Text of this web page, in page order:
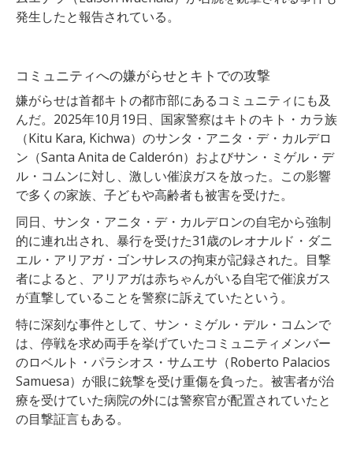
発生したと報告されている。
コミュニティへの嫌がらせとキトでの攻撃
嫌がらせは首都キトの都市部にあるコミュニティにも及
んだ。2025年10月19日、国家警察はキトのキト・カラ族
（Kitu Kara, Kichwa）のサンタ・アニタ・デ・カルデロ
ン（Santa Anita de Calderón）およびサン・ミゲル・デ
ル・コムンに対し、激しい催涙ガスを放った。この影響
で多くの家族、子どもや高齢者も被害を受けた。
同日、サンタ・アニタ・デ・カルデロンの自宅から強制
的に連れ出され、暴行を受けた31歳のレオナルド・ダニ
エル・アリアガ・ゴンサレスの拘束が記録された。目撃
者によると、アリアガは赤ちゃんがいる自宅で催涙ガス
が直撃していることを警察に訴えていたという。
特に深刻な事件として、サン・ミゲル・デル・コムンで
は、停戦を求め両手を挙げていたコミュニティメンバー
のロベルト・パラシオス・サムエサ（Roberto Palacios
Samuesa）が眼に銃撃を受け重傷を負った。被害者が治
療を受けていた病院の外には警察官が配置されていたと
の目撃証言もある。